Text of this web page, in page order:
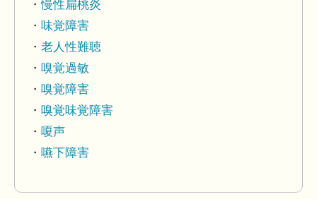
慢性扁桃炎
味覚障害
老人性難聴
嗅覚過敏
嗅覚障害
嗅覚味覚障害
嗄声
嚥下障害